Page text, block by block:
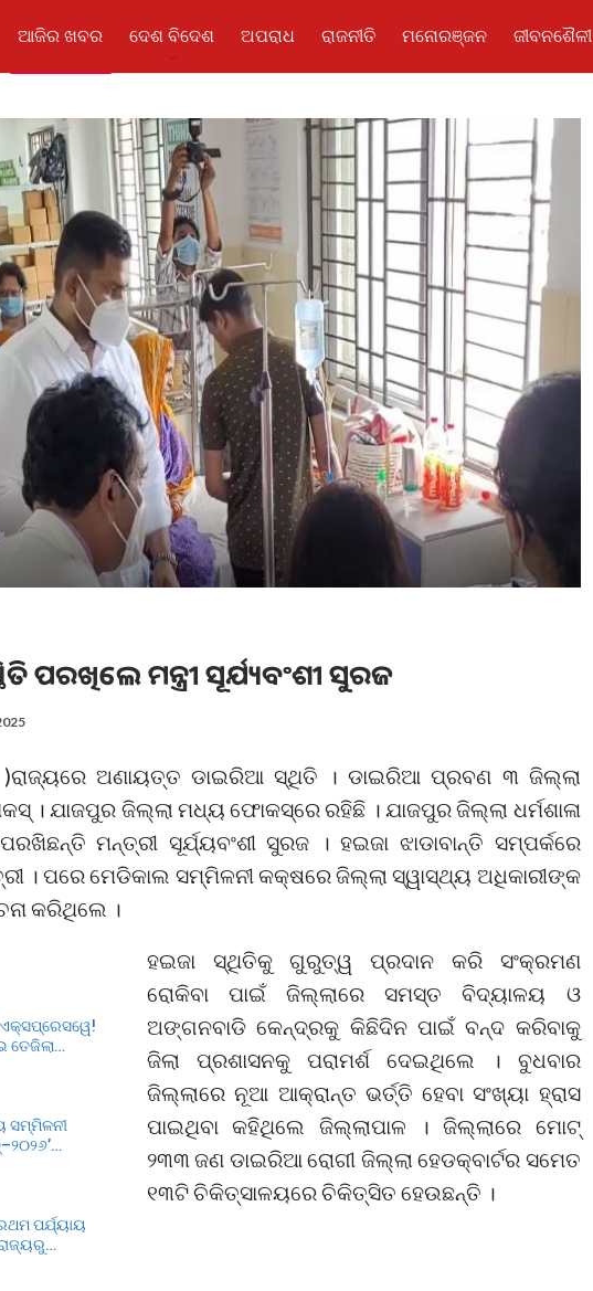
ଆଜିର ଖବର ଦେଶ ବିଦେଶ ଅପରାଧ ରାଜନୀତି ମନୋରଞ୍ଜନ ଜୀବନଶୈଳୀ
ପରଖିଲେ ମନ୍ତ୍ରୀ ସୂର୍ଯ୍ୟବଂଶୀ ସୁରଜ
)ରାଜ୍ୟରେ ଅଣାୟତ୍ତ ଡାଇରିଆ ସ୍ଥିତି । ଡାଇରିଆ ପ୍ରବଣ ୩ ଜିଲ୍ଲା
ଯାଜପୁର ଜିଲ୍ଲା ମଧ୍ୟ ଫୋକସ୍‌ରେ ରହିଛି । ଯାଜପୁର ଜିଲ୍ଲା ଧର୍ମଶାଳା
ମନ୍ତ୍ରୀ ସୂର୍ଯ୍ୟବଂଶୀ ସୁରଜ । ହଇଜା ଝାଡାବାନ୍ତି ସମ୍ପର୍କରେ
। ପରେ ମେଡିକାଲ ସମ୍ମିଳନୀ କକ୍ଷରେ ଜିଲ୍ଲା ସ୍ୱାସ୍ଥ୍ୟ ଅଧିକାରୀଙ୍କ
କରିଥିଲେ ।
ତେଜିଲା…
ସମ୍ମିଳନୀ
ପର୍ଯ୍ୟାୟ
ହଇଜା ସ୍ଥିତିକୁ ଗୁରୁତ୍ୱ ପ୍ରଦାନ କରି ସଂକ୍ରମଣ
ରୋକିବା ପାଇଁ ଜିଲ୍ଲାରେ ସମସ୍ତ ବିଦ୍ୟାଳୟ ଓ
ଅଙ୍ଗନବାଡି କେନ୍ଦ୍ରକୁ କିଛିଦିନ ପାଇଁ ବନ୍ଦ କରିବାକୁ
ଜିଲା ପ୍ରଶାସନକୁ ପରାମର୍ଶ ଦେଇଥିଲେ । ବୁଧବାର
ଜିଲ୍ଲାରେ ନୂଆ ଆକ୍ରାନ୍ତ ଭର୍ତ୍ତି ହେବା ସଂଖ୍ୟା ହ୍ରାସ
ପାଇଥିବା କହିଥିଲେ ଜିଲ୍ଲାପାଳ । ଜିଲ୍ଲାରେ ମୋଟ୍
୨୩୩ ଜଣ ଡାଇରିଆ ରୋଗୀ ଜିଲ୍ଲା ହେଡକ୍ବାର୍ଟର ସମେତ
୧୩ଟି ଚିକିତ୍ସାଳୟରେ ଚିକିତ୍ସିତ ହେଉଛନ୍ତି ।